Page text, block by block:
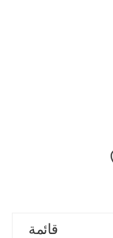
قائمة